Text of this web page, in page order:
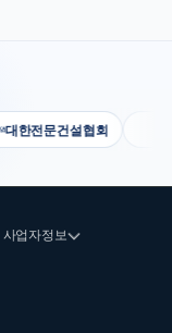
한전문건설협회
사업자정보